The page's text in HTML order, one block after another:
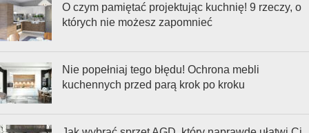
O czym pamiętać projektując kuchnię! 9 rzeczy, o
których nie możesz zapomnieć
Nie popełniaj tego błędu! Ochrona mebli
kuchennych przed parą krok po kroku